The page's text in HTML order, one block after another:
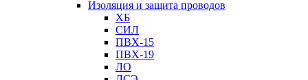
Изоляция и защита проводов
ХБ
СИЛ
ПВХ-15
ПВХ-19
ЛО